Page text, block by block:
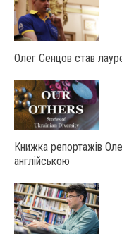
Олег Сенцов став
Книжка репортажів
англійською